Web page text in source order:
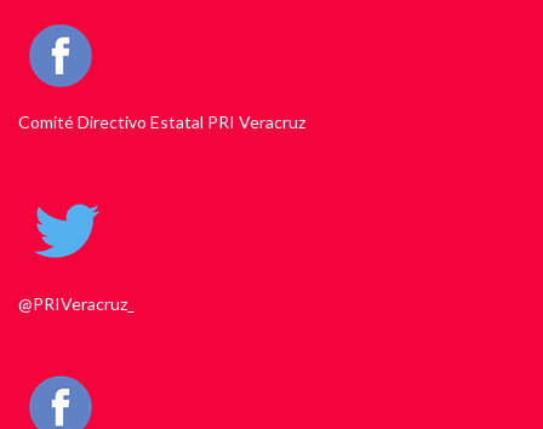
Comité Directivo Estatal PRI Veracruz
@PRIVeracruz_